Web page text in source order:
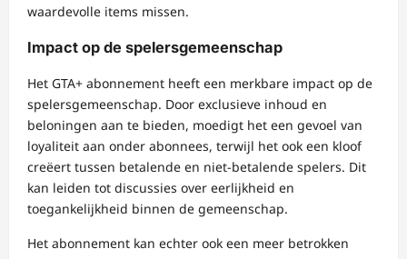
waardevolle items missen.
Impact op de spelersgemeenschap
Het GTA+ abonnement heeft een merkbare impact op de
spelersgemeenschap. Door exclusieve inhoud en
beloningen aan te bieden, moedigt het een gevoel van
loyaliteit aan onder abonnees, terwijl het ook een kloof
creëert tussen betalende en niet-betalende spelers. Dit
kan leiden tot discussies over eerlijkheid en
toegankelijkheid binnen de gemeenschap.
Het abonnement kan echter ook een meer betrokken